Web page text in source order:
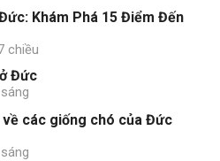
Khám Phá 15 Điểm Đến
chiều
Đức
các giống chó của Đức